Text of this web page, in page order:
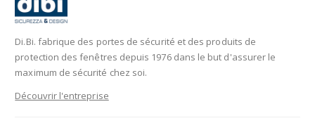
Di.Bi. fabrique des portes de sécurité et des produits de
protection des fenêtres depuis 1976 dans le but d'assurer le
maximum de sécurité chez soi.
Découvrir l'entreprise